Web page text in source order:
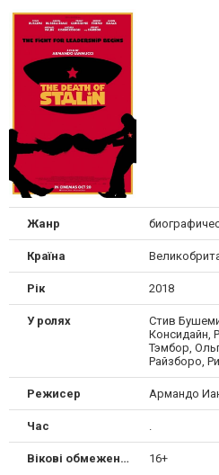
Жанр
Країна
Рік 2018
У ролях
Стив
Консидайн,
Тэмбор,
Райзборо,
Режисер Армандо
Час
Вікові обмеження 16+